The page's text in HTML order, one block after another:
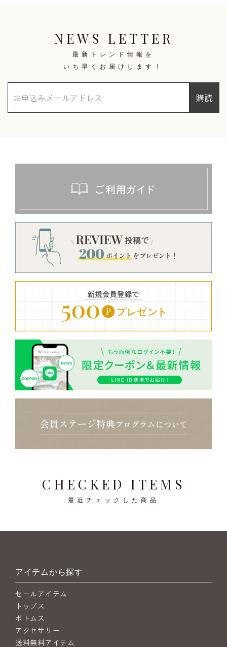
NEWS LETTER
最新トレンド情報を
いち早くお届けします！
CHECKED ITEMS
最近チェックした商品
アイテムから探す
セールアイテム
トップス
ボトムス
アクセサリー
送料無料アイテム